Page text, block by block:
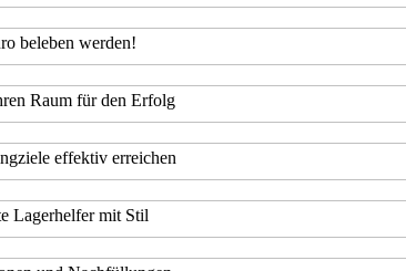
beleben werden!
Raum für den Erfolg
effektiv erreichen
Lagerhelfer mit Stil